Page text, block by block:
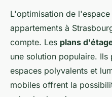
L'optimisation de
appartements à
compte. Les plans
une solution populaire.
espaces polyvalents et
mobiles offrent la